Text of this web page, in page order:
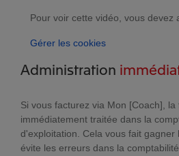
Pour voir cette vidéo, vous devez
Gérer les cookies
Administration
Si vous facturez via Mon [Coach], la
immédiatement traitée dans la
d'exploitation. Cela vous fait
évite les erreurs dans la